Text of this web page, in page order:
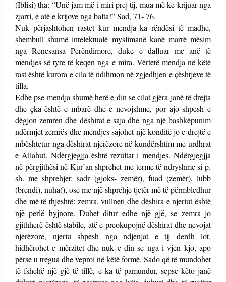
(Iblisi) tha: “Unë jam më i miri prej tij, mua më ke krijuar nga
zjarri, e atë e krijove nga balta!” Sad, 71- 76.
Nuk përjashtohen rastet kur mendja ka rëndësi të madhe,
shembull shumë intelektualë myslimanë kanë marrë mësim
nga Renesansa Perëndimore, duke e dalluar me anë të
mendjes së tyre të keqen nga e mira. Vërtetë mendja në këtë
rast është kurora e cila të ndihmon në zgjedhjen e çështjeve të
tilla.
Edhe pse mendja shumë herë e din se cilat gjëra janë të drejta
dhe çka është e mbarë dhe e nevojshme, por ajo shpesh e
dëgjon zemrën dhe dëshirat e saja dhe nga një bashkëpunim
ndërmjet zemrës dhe mendjes sajohet një konditë jo e drejtë e
mbështetur nga dëshirat njerëzore në kundërshtim me urdhrat
e Allahut. Ndërgjegjja është rezultat i mendjes. Ndërgjegjja
në përgjithësi në Kur’an shprehet me terme të ndryshme si p.
sh. me shprehjet: sadr (gjoks- zemër), fuad (zemër), lubb
(brendi), nuha(), ose me një shprehje tjetër më të përmbledhur
dhe më të thjeshtë: zemra, vullneti dhe dëshira e njeriut është
një perlë hyjnore. Duhet ditur edhe një gjë, se zemra jo
gjithherë është stabile, atë e preokupojnë dëshirat dhe nevojat
njerëzore, njeriu shpesh nga ndjenjat e tij derdh lot,
hidhërohet e mërzitet dhe nuk e din se nga i vjen kjo, apo
përse u tregua dhe veproi në këtë formë. Sado që të mundohet
të fshehë një gjë të tillë, e ka të pamundur, sepse këto janë